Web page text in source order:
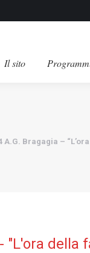
Il sito
A.G. Bragagia –
"L'ora della